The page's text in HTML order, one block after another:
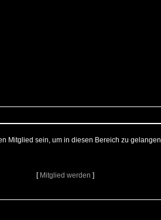
Mitglied sein, um in diesen Bereich zu gelangen
[ Mitglied werden ]